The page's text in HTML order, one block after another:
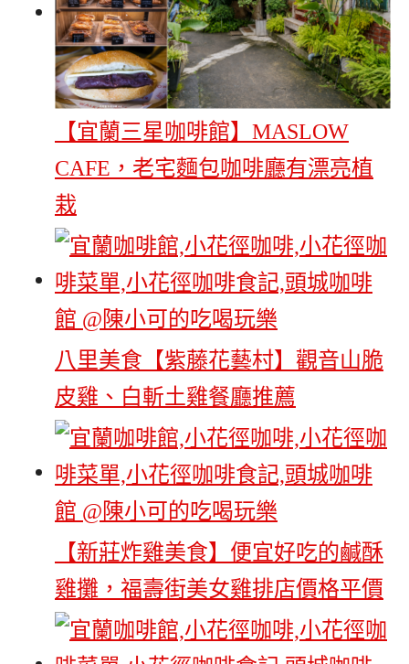
【宜蘭三星咖啡館】MASLOW
CAFE，老宅麵包咖啡廳有漂亮植
栽
八里美食【紫藤花藝村】觀音山脆
皮雞、白斬土雞餐廳推薦
【新莊炸雞美食】便宜好吃的鹹酥
雞攤，福壽街美女雞排店價格平價